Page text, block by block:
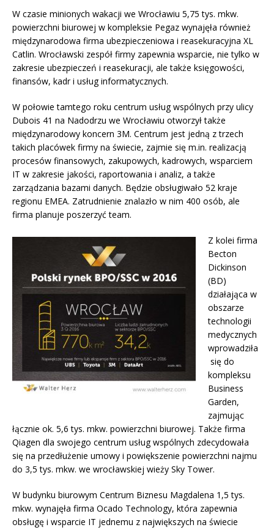
W czasie minionych wakacji we Wrocławiu 5,75 tys. mkw.
powierzchni biurowej w kompleksie Pegaz wynajęła również
międzynarodowa firma ubezpieczeniowa i reasekuracyjna XL
Catlin. Wrocławski zespół firmy zapewnia wsparcie, nie tylko w
zakresie ubezpieczeń i reasekuracji, ale także księgowości,
finansów, kadr i usług informatycznych.
W połowie tamtego roku centrum usług wspólnych przy ulicy
Dubois 41 na Nadodrzu we Wrocławiu otworzył także
międzynarodowy koncern 3M. Centrum jest jedną z trzech
takich placówek firmy na świecie, zajmie się m.in. realizacją
procesów finansowych, zakupowych, kadrowych, wsparciem
IT w zakresie jakości, raportowania i analiz, a także
zarządzania bazami danych. Będzie obsługiwało 52 kraje
regionu EMEA. Zatrudnienie znalazło w nim 400 osób, ale
firma planuje poszerzyć team.
Z kolei firma
Becton
Dickinson
(BD)
działająca w
obszarze
technologii
medycznych
wprowadziła
się do
kompleksu
Business
Garden,
zajmując
łącznie ok. 5,6 tys. mkw. powierzchni biurowej. Także firma
Qiagen dla swojego centrum usług wspólnych zdecydowała
się na przedłużenie umowy i powiększenie powierzchni najmu
do 3,5 tys. mkw. we wrocławskiej wieży Sky Tower.
W budynku biurowym Centrum Biznesu Magdalena 1,5 tys.
mkw. wynajęła firma Ocado Technology, która zapewnia
obsługę i wsparcie IT jednemu z największych na świecie